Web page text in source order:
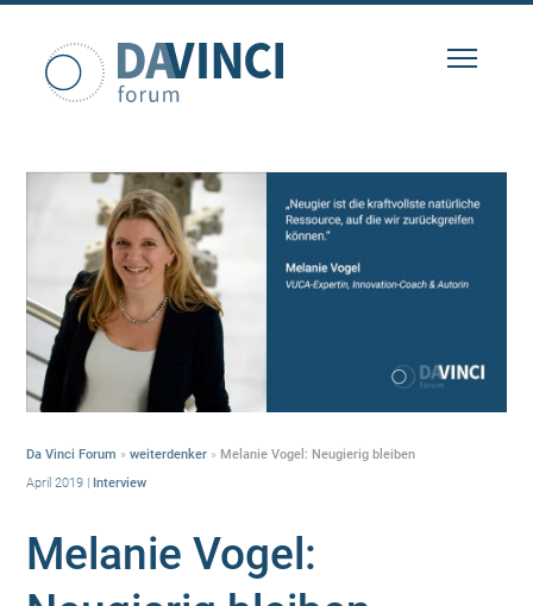
Da Vinci Forum »weiterdenker » Melanie Vogel: Neugierig bleiben
April 2019 | Interview
Melanie Vogel: